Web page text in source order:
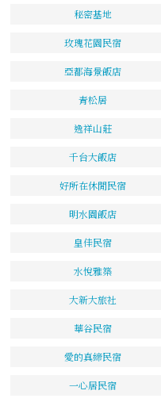
秘密基地
玫瑰花園民宿
亞都海景飯店
青松居
逸祥山莊
千台大飯店
好所在休閒民宿
明水園飯店
皇佳民宿
水悅雅築
大新大旅社
華谷民宿
愛的真締民宿
一心居民宿